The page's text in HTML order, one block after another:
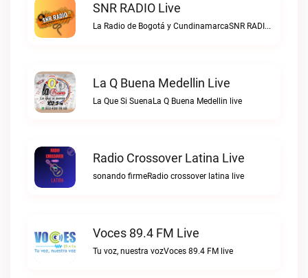
SNR RADIO Live
La Radio de Bogotá y CundinamarcaSNR RADIO live
La Q Buena Medellin Live
La Que Si SuenaLa Q Buena Medellin live
Radio Crossover Latina Live
sonando firmeRadio crossover latina live
Voces 89.4 FM Live
Tu voz, nuestra vozVoces 89.4 FM live